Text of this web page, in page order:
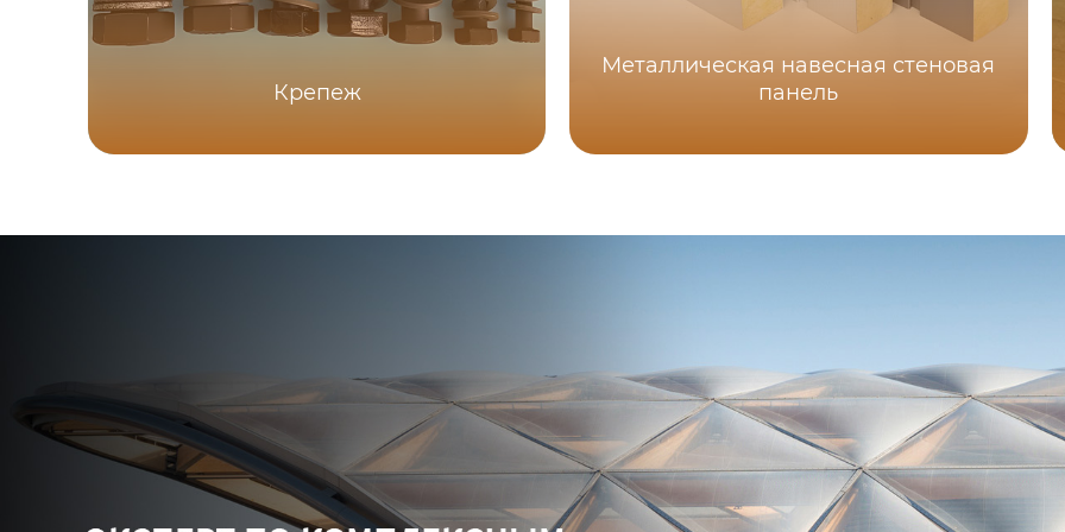
Крепеж
Металлическая навесная стеновая
панель